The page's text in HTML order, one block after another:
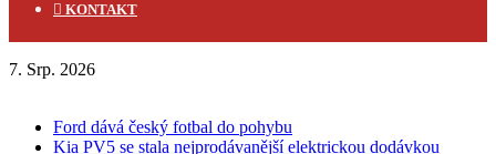
KONTAKT
7. Srp. 2026
Ford dává český fotbal do pohybu
Kia PV5 se stala nejprodávanější elektrickou dodávkou